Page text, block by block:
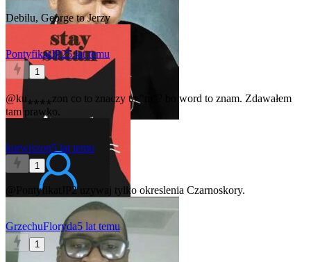
Debilu, George to Jerzy
PontyfikatJP25 lat temu
1
@ku⁎⁎⁎⁎zon co to znaczy to "m"? bo word to znam. Zdawałem
tam prawko.
kurwiszon5 lat temu
1
@PontyfikatJP2 uzywaj tylko okreslenia Czarnoskory.
GrzechuFloryda5 lat temu
1